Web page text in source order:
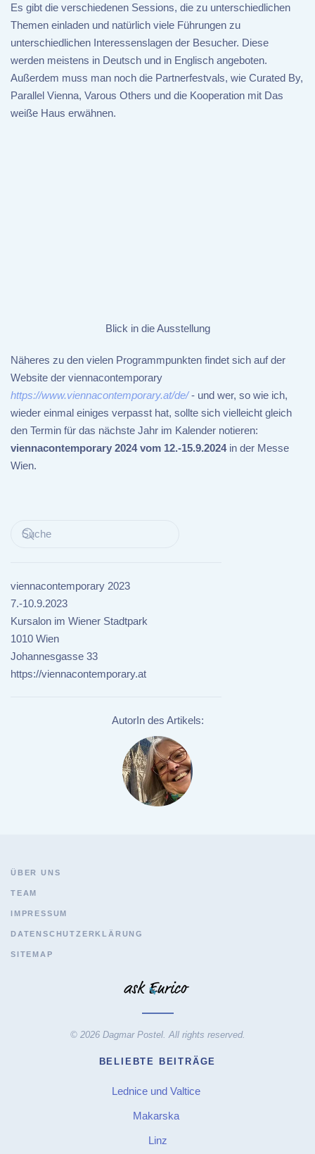
Es gibt die verschiedenen Sessions, die zu unterschiedlichen
Themen einladen und natürlich viele Führungen zu
unterschiedlichen Interessenslagen der Besucher. Diese
werden meistens in Deutsch und in Englisch angeboten.
Außerdem muss man noch die Partnerfestvals, wie Curated By,
Parallel Vienna, Varous Others und die Kooperation mit Das
weiße Haus erwähnen.
Blick in die Ausstellung
Näheres zu den vielen Programmpunkten findet sich auf der
Website der viennacontemporary
https://www.viennacontemporary.at/de/- und wer, so wie ich,
wieder einmal einiges verpasst hat, sollte sich vielleicht gleich
den Termin für das nächste Jahr im Kalender notieren:
viennacontemporary 2024 vom 12.-15.9.2024in der Messe
Wien.
viennacontemporary 2023
7.-10.9.2023
Kursalon im Wiener Stadtpark
1010 Wien
Johannesgasse 33
https://viennacontemporary.at
AutorIn des Artikels:
ÜBER UNS
TEAM
IMPRESSUM
DATENSCHUTZERKLÄRUNG
SITEMAP
© 2026 Dagmar Postel. All rights reserved.
BELIEBTE BEITRÄGE
Lednice und Valtice
Makarska
Linz